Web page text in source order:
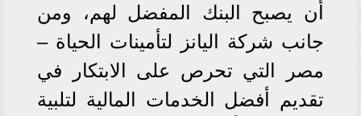
أن يصبح البنك المفضل لهم، ومن
جانب شركة اليانز لتأمينات الحياة –
مصر التي تحرص على الابتكار في
تقديم أفضل الخدمات المالية لتلبية